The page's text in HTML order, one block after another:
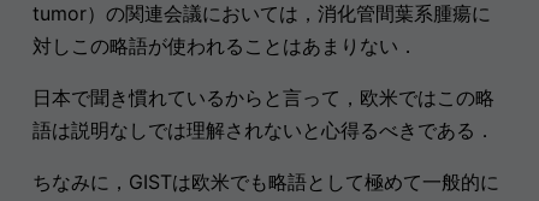
tumor）の関連会議においては，消化管間葉系腫瘍に
対しこの略語が使われることはあまりない．
日本で聞き慣れているからと言って，欧米ではこの略
語は説明なしでは理解されないと心得るべきである．
ちなみに，GISTは欧米でも略語として極めて一般的に